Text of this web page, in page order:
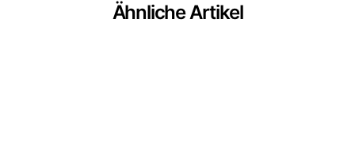
Ähnliche Artikel